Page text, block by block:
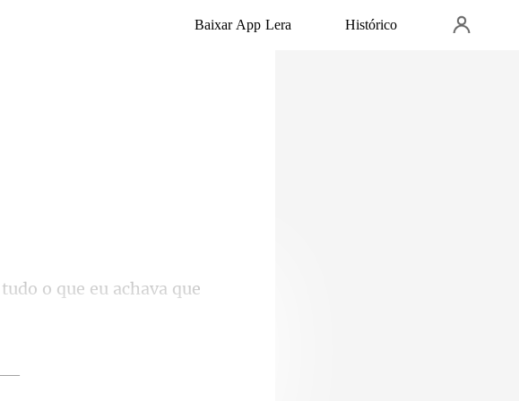
Baixar App Lera Histórico
o que eu achava que